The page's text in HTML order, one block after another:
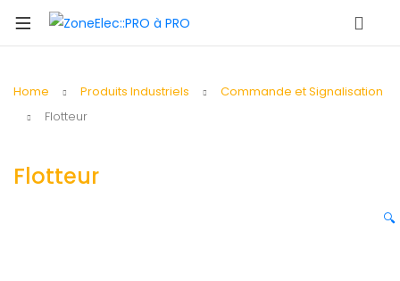
Home Produits Industriels
Commande et Signalisation
Flotteur
Flotteur
🔍